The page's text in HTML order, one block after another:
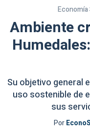
Ambiente
Su objetivo general
uso sostenible de
sus
Por